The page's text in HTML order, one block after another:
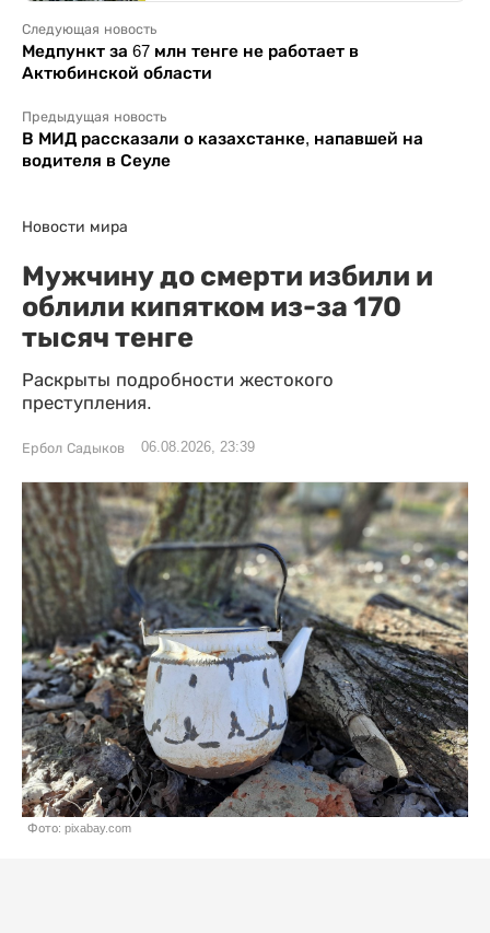
Следующая новость
Медпункт за 67 млн тенге не работает в
Актюбинской области
Предыдущая новость
В МИД рассказали о казахстанке, напавшей на
водителя в Сеуле
Новости мира
Мужчину до смерти избили и
облили кипятком из-за 170
тысяч тенге
Раскрыты подробности жестокого
преступления.
Ербол Садыков 06.08.2026, 23:39
Фото: pixabay.com